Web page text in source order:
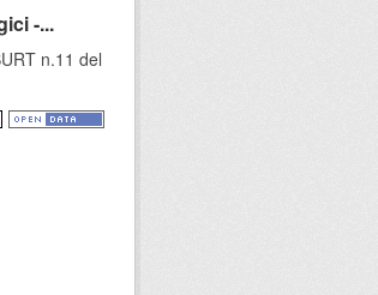
-...
n.11 del